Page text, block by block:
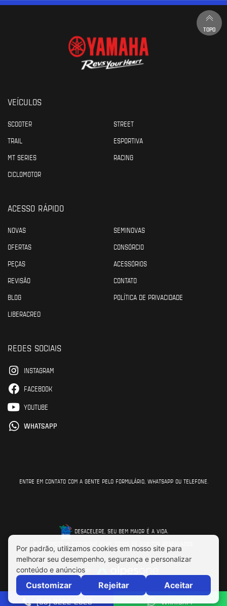
TOPO
VEÍCULOS
SCOOTER
STREET
TRAIL
ESPORTIVA
MT SERIES
RACING
CICLOMOTOR
ACESSO RÁPIDO
NOVAS
SEMINOVAS
OFERTAS
CONSÓRCIO
PEÇAS
ACESSÓRIOS
REVISÃO
CONTATO
BLOG
POLÍTICA DE PRIVACIDADE
LIBERACRED
REDES SOCIAIS
INSTAGRAM
FACEBOOK
YOUTUBE
WHATSAPP
ENTRE EM CONTATO COM A GENTE PELO FORMULÁRIO, WHATSAPP OU TELEFONE.
DESACELERE, SEU BEM MAIOR É A VIDA.
Feito por:
(53) 3222-2626 WHATSAPP